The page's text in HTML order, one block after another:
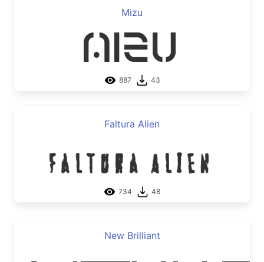
Mizu
Mizu
887 43
Faltura Alien
Faltura Alien
734 48
New Brilliant